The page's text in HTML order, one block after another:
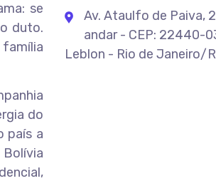
se
duto.
família
do
país a
Bolívia
Av. Ataulfo de Paiva,
andar - CEP: 22440-
Leblon - Rio de Janeiro/